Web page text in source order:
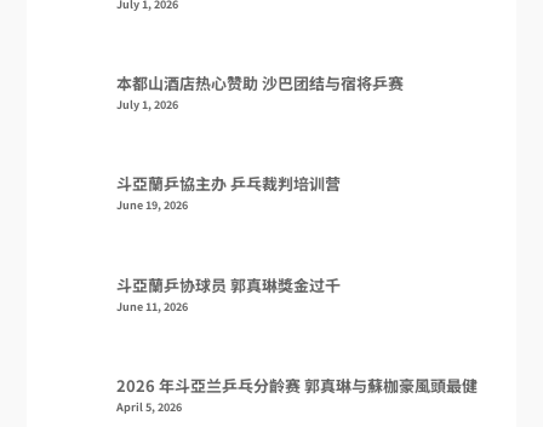
July 1, 2026
本都山酒店热心赞助 沙巴团结与宿将乒赛
July 1, 2026
斗亞蘭乒協主办 乒乓裁判培训营
June 19, 2026
斗亞蘭乒协球员 郭真琳獎金过千
June 11, 2026
2026 年斗亞兰乒乓分齡赛 郭真琳与蘇枷豪風頭最健
April 5, 2026